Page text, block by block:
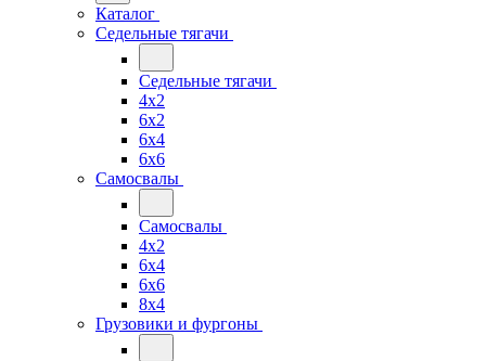
Каталог
Седельные тягачи
Седельные тягачи
4x2
6x2
6x4
6x6
Самосвалы
Самосвалы
4x2
6x4
6x6
8x4
Грузовики и фургоны